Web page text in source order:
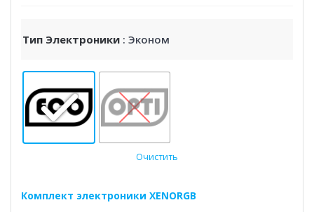
Тип Электроники : Эконом
Очистить
Комплект электроники XENORGB